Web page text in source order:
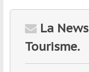
La
Tourisme.